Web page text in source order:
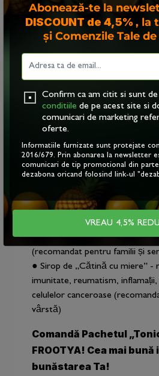
● 1 sticlă Suc de „Cătină” 330
● 1 sticlă Sirop de „Cătină cu
De ce să alegi
„Tonic Natural”?
tale toate beneficiile esențiale
echilibrat și sănătos. Valorile
completează armonios pentru
energie optim.
Recomandări și
imunitate, reumatism și
pentru orice vârstă)
● Suc de „Cătină”- dureri de
inflamații, imunitate, combatere
(recomandat pentru familii și
● Sirop de „Cătină cu miere” -
imunitate, reumatism,
celulelor canceroase
vârstă)
Comandă Pachetul
FROOTYA! Cea mai
bunăstarea Ta!
Abonează-te la
DISCOUNT de 4,5%, la
și Comenzile Tale
Confirm ca am citit si sunt
conditiile de pe acest site si
comunicari de marketing
oferte.
Informatiile furnizate sunt protejate
2016/679. Prin abonarea la newsletter
comunicari de tip promotional din
dezabona oricand folosind link-ul
VREAU 4,5%